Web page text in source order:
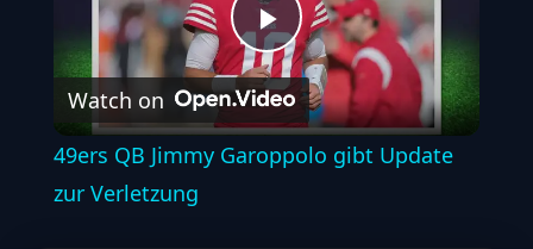
Play
Video
Watch on
49ers QB Jimmy Garoppolo gibt Update
zur Verletzung